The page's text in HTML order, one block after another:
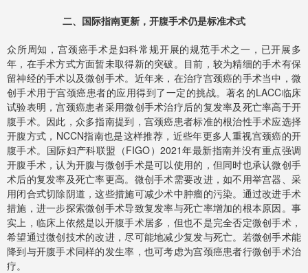
二、国际指南更新，开腹手术仍是标准术式
众所周知，宫颈癌手术是妇科常规开展的规范手术之一，已开展多
年，在手术方式方面暂未取得新的突破。目前，较为精细的手术有保
留神经的手术以及微创手术。近年来，在治疗宫颈癌的手术当中，微
创手术用于宫颈癌患者的应用得到了一定的挑战。著名的LACC临床
试验表明，宫颈癌患者采用微创手术治疗后的复发率及死亡率高于开
腹手术。因此，众多指南提到，宫颈癌患者标准的根治性手术应选择
开腹方式，NCCN指南也是这样推荐，近些年更多人重视宫颈癌的开
腹手术。国际妇产科联盟（FIGO）2021年最新指南并没有重点强调
开腹手术，认为开腹与微创手术是可以使用的，但同时也承认微创手
术后的复发率及死亡率更高。微创手术需要改进，如不用举宫器、采
用闭合式切除阴道，这些措施可减少术中肿瘤的污染。通过改进手术
措施，进一步探索微创手术导致复发率与死亡率增加的根本原因。事
实上，临床上依然是以开腹手术居多，但也不是完全否定微创手术，
希望通过微创技术的改进，尽可能地减少复发与死亡。若微创手术能
降到与开腹手术同样的发生率，也可考虑为宫颈癌患者行微创手术治
疗。